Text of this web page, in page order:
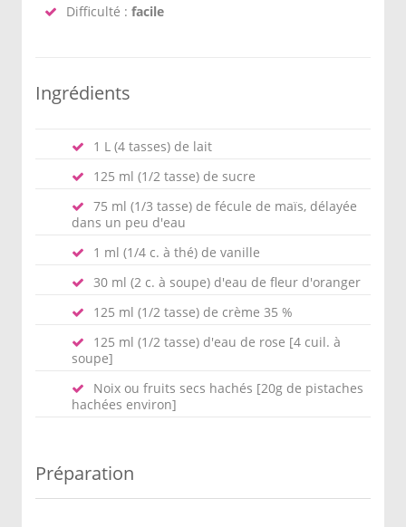
Difficulté : facile
Ingrédients
1 L (4 tasses) de lait
125 ml (1/2 tasse) de sucre
75 ml (1/3 tasse) de fécule de maïs, délayée
dans un peu d'eau
1 ml (1/4 c. à thé) de vanille
30 ml (2 c. à soupe) d'eau de fleur d'oranger
125 ml (1/2 tasse) de crème 35 %
125 ml (1/2 tasse) d'eau de rose [4 cuil. à
soupe]
Noix ou fruits secs hachés [20g de pistaches
hachées environ]
Préparation